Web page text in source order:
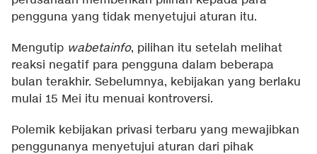
pengguna yang tidak menyetujui aturan itu.
Mengutip wabetainfo, pilihan itu setelah melihat
reaksi negatif para pengguna dalam beberapa
bulan terakhir. Sebelumnya, kebijakan yang berlaku
mulai 15 Mei itu menuai kontroversi.
Polemik kebijakan privasi terbaru yang mewajibkan
penggunanya menyetujui aturan dari pihak